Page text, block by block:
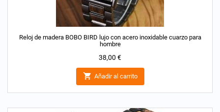
Reloj de madera BOBO BIRD lujo con acero inoxidable cuarzo para
hombre
Precio
38,00 €
 Añadir al carrito